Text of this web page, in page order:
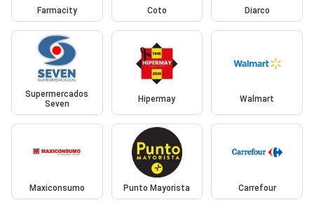
Farmacity Coto Diarco
Supermercados
Seven
Hipermay Walmart
Maxiconsumo Punto Mayorista Carrefour